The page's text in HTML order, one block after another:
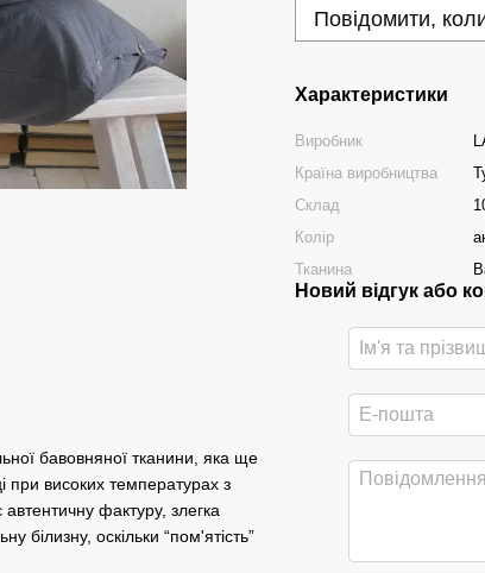
бавовняної тканини, яка ще
при високих температурах з
фактуру, злегка
білизну, оскільки “пом'ятість”
Повідомити,
Характеристики
Виробник
Країна виробництва
Склад
Колір
Тканина
Новий відгук або